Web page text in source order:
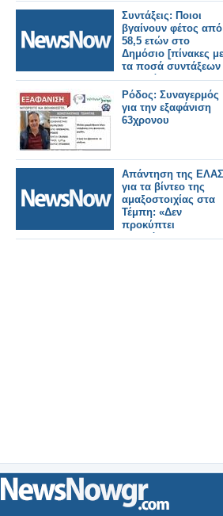
Συντάξεις: Ποιοι
βγαίνουν φέτος από
58,5 ετών στο
Δημόσιο [πίνακες με
τα ποσά συντάξεων
και εφάπαξ]
Ρόδος: Συναγερμός
για την εξαφάνιση
63χρονου
Απάντηση της ΕΛΑΣ
για τα βίντεο της
αμαξοστοιχίας στα
Τέμπη: «Δεν
προκύπτει
πιθανότητα